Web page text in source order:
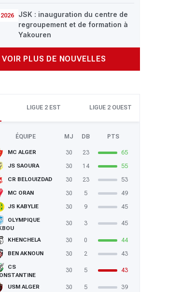
JSK : inauguration du centre de
regroupement et de formation à
Yakouren
VOIR PLUS DE NOUVELLES
LIGUE 2 EST LIGUE 2 OUEST
ÉQUIPE MJ DB PTS
MC ALGER 30 23
65
JS SAOURA 30 14
55
CR BELOUIZDAD 30 23
53
MC ORAN 30 5
49
JS KABYLIE 30 9 45
OLYMPIQUE
30 3 45
KHENCHELA 30 0
44
BEN AKNOUN 30 2 43
CS
30 5 43
USM ALGER 30 5
39